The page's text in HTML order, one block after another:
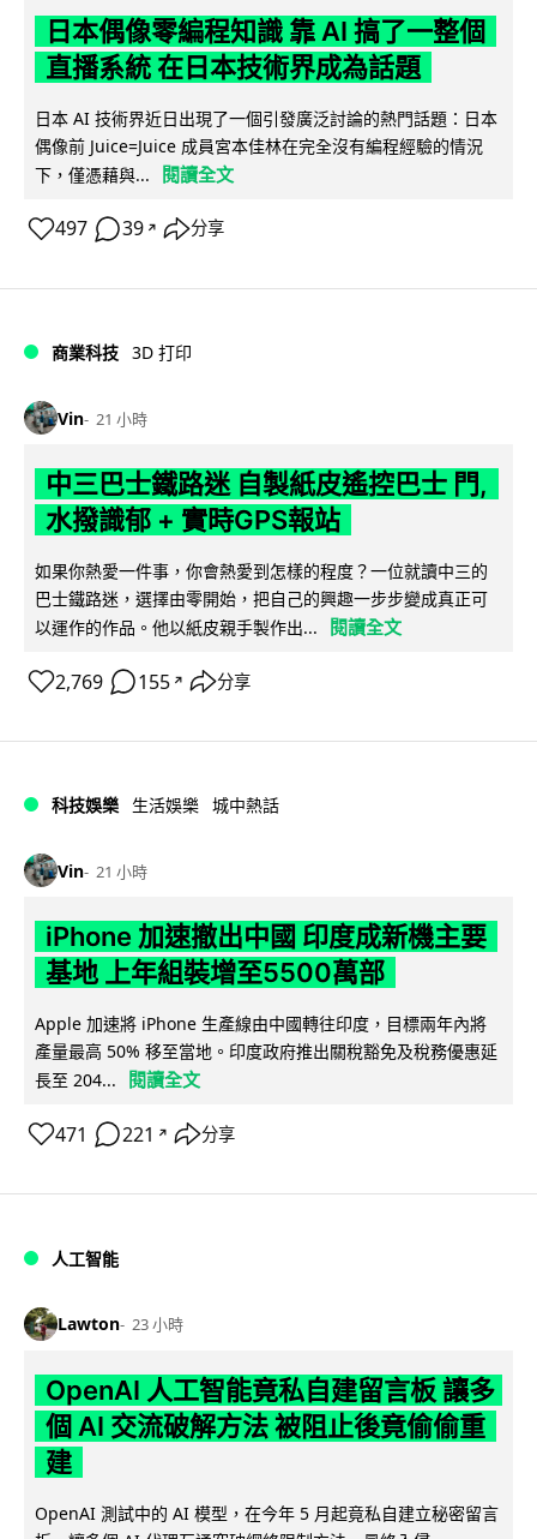
日本偶像零編程知識 靠 AI 搞了一整個
直播系統 在日本技術界成為話題
日本 AI 技術界近日出現了一個引發廣泛討論的熱門話題：日本
偶像前 Juice=Juice 成員宮本佳林在完全沒有編程經驗的情況
下，僅憑藉與...
閱讀全文
497 39 ↗ 分享
商業科技 3D 打印
Vin 21 小時
中三巴士鐵路迷 自製紙皮遙控巴士 門,
水撥識郁 + 實時GPS報站
如果你熱愛一件事，你會熱愛到怎樣的程度？一位就讀中三的
巴士鐵路迷，選擇由零開始，把自己的興趣一步步變成真正可
以運作的作品。他以紙皮親手製作出...
閱讀全文
2,769 155 ↗ 分享
科技娛樂 生活娛樂 城中熱話
Vin 21 小時
iPhone 加速撤出中國 印度成新機主要
基地 上年組裝增至5500萬部
Apple 加速將 iPhone 生產線由中國轉往印度，目標兩年內將
產量最高 50% 移至當地。印度政府推出關稅豁免及稅務優惠延
長至 204...
閱讀全文
471 221 ↗ 分享
人工智能
Lawton 23 小時
OpenAI 人工智能竟私自建留言板 讓多
個 AI 交流破解方法 被阻止後竟偷偷重
建
OpenAI 測試中的 AI 模型，在今年 5 月起竟私自建立秘密留言